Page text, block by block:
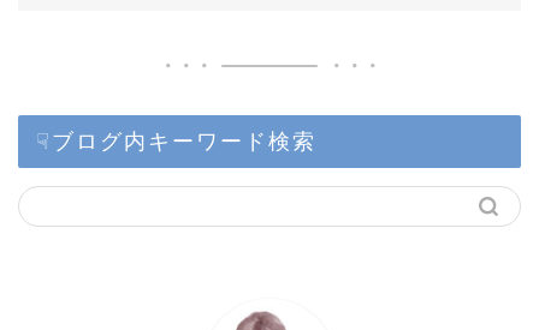
☟ブログ内キーワード検索